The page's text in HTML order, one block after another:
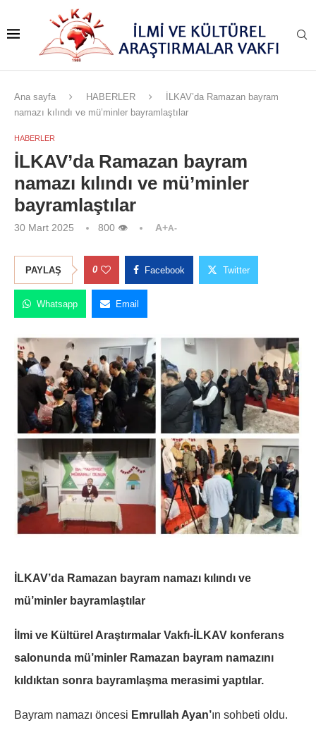
Ana sayfa HABERLER
İLKAV’da Ramazan bayram
namazı kılındı ve mü’minler bayramlaştılar
HABERLER
İLKAV’da Ramazan bayram
namazı kılındı ve mü’minler
bayramlaştılar
30 Mart 2025 800 👁 A+A-
PAYLAŞ 0 Facebook Twitter
Whatsapp Email
İLKAV’da Ramazan bayram namazı kılındı ve
mü’minler bayramlaştılar
İlmi ve Kültürel Araştırmalar Vakfı-İLKAV konferans
salonunda mü’minler Ramazan bayram namazını
kıldıktan sonra bayramlaşma merasimi yaptılar.
Bayram namazı öncesi Emrullah Ayan’ın sohbeti oldu.